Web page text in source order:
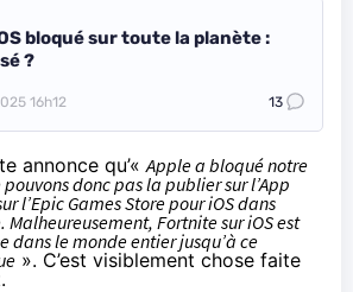
bloqué sur toute la planète :
?
16h12 13
annonce qu’«Apple a bloqué notre
donc pas la publier sur l’App
l’Epic Games Store pour iOS dans
Malheureusement, Fortnite sur iOS est
dans le monde entier jusqu’à ce
». C’est visiblement chose faite